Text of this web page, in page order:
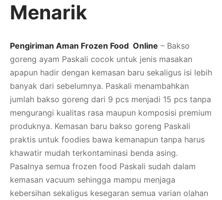
Menarik
Pengiriman Aman Frozen Food Online – Bakso
goreng ayam Paskali cocok untuk jenis masakan
apapun hadir dengan kemasan baru sekaligus isi lebih
banyak dari sebelumnya. Paskali menambahkan
jumlah bakso goreng dari 9 pcs menjadi 15 pcs tanpa
mengurangi kualitas rasa maupun komposisi premium
produknya. Kemasan baru bakso goreng Paskali
praktis untuk foodies bawa kemanapun tanpa harus
khawatir mudah terkontaminasi benda asing.
Pasalnya semua frozen food Paskali sudah dalam
kemasan vacuum sehingga mampu menjaga
kebersihan sekaligus kesegaran semua varian olahan